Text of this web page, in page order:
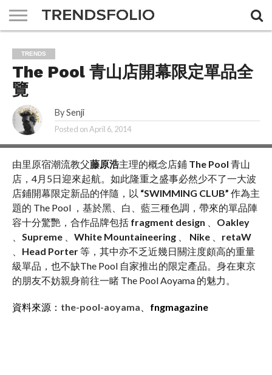
MAGAZINE
THE
FEMIN
ABOUT
US
ADVERTISING
JOBS
CONTACT
US
TRENDS
The Pool 青山店開幕限定單品全
覽
By Senji
Posted onApril 6, 2014
由里原宿潮流教父藤原浩主理的概念店鋪 The Pool 青山
店，4月5日迎來起航。如此隆重之盛事必然少不了一大波
店鋪開幕限定新品的伴隨，以 “SWIMMING CLUB” 作為主
題的 The Pool ，基於黑、白、藍三種色調，帶來的單品陣
容十分驚艷，合作品牌包括 fragment design
Oakley
Supreme、 White Mountaineering、 Nike、 retaW
Head Porter等，其中亦不乏近幾日關注度頗高的重量
級單品，也不缺The Pool 自家推出的限定產品。身在東京
的朋友不妨親身前往一睹 The Pool Aoyama 的魅力。
資料來源： the-pool-aoyama fngmagazine